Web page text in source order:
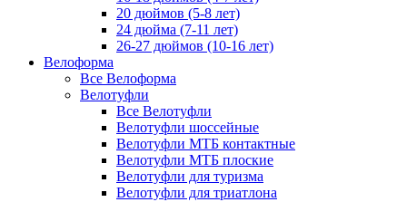
20 дюймов (5-8 лет)
24 дюйма (7-11 лет)
26-27 дюймов (10-16 лет)
Велоформа
Все Велоформа
Велотуфли
Все Велотуфли
Велотуфли шоссейные
Велотуфли МТБ контактные
Велотуфли МТБ плоские
Велотуфли для туризма
Велотуфли для триатлона